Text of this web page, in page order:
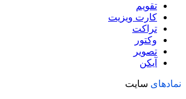
تقویم
کارت ویزیت
تراکت
وکتور
تصویر
آیکن
نمادهای سایت